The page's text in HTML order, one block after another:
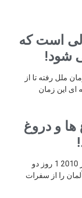
است که
شود!
ملل رفته تا از
ای این زمان
ها و دروغ
چهارشنبه 31 شهریور 89 / 22 سپتامبر 2010 1 روز دو
آلمان را از سفرات